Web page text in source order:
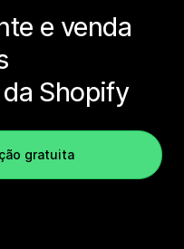
e venda
Shopify
gratuita